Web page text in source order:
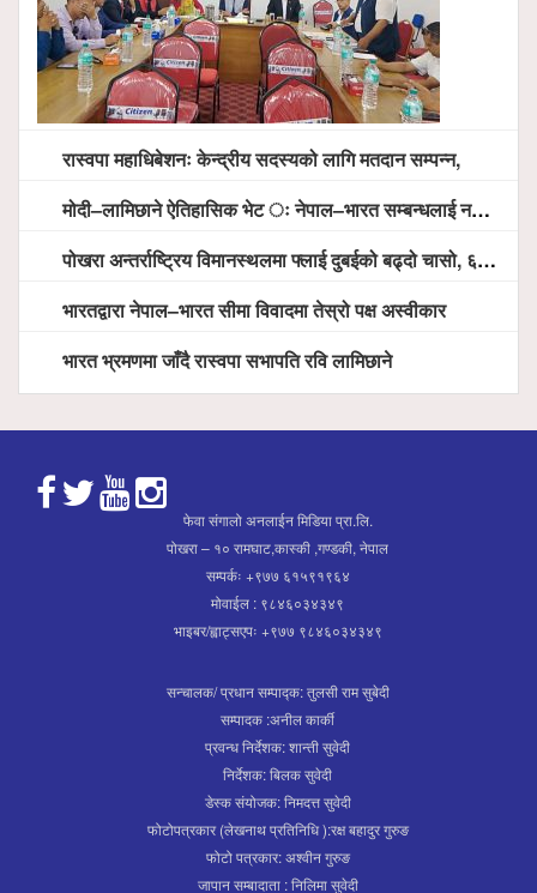
रास्वपा महाधिबेशनः केन्द्रीय सदस्यको लागि मतदान सम्पन्न,
मोदी–लामिछाने ऐतिहासिक भेट ः नेपाल–भारत सम्बन्धलाई नयाँ उचाइमा पु¥याउने साझा प्रतिबद्धता
पोखरा अन्तर्राष्ट्रिय विमानस्थलमा फ्लाई दुबईको बढ्दो चासो, ६ घण्टा लामो प्राविधिक निरीक्षणपछि दैनिक उडानको ढोका खुल्दै
भारतद्वारा नेपाल–भारत सीमा विवादमा तेस्रो पक्ष अस्वीकार
भारत भ्रमणमा जाँदै रास्वपा सभापति रवि लामिछाने
फेवा संगालो अनलाईन मिडिया प्रा.लि.
पोखरा – १० रामघाट,कास्की ,गण्डकी, नेपाल
सम्पर्कः +९७७ ६१५९१९६४
मोवाईल : ९८४६०३४३४९
भाइबर/ह्वाट्सएपः +९७७ ९८४६०३४३४९
सन्चालक/ प्रधान सम्पाद्क: तुलसी राम सुबेदी
सम्पादक :अनील कार्की
प्रवन्ध निर्देशक: शान्ती सुवेदी
निर्देशक: बिलक सुवेदी
डेस्क संयोजक: निमदत्त सुवेदी
फोटोपत्रकार (लेखनाथ प्रतिनिधि ):रक्ष बहादुर गुरुङ
फोटो पत्रकार: अश्वीन गुरुङ
जापान सम्बादाता : निलिमा सुवेदी